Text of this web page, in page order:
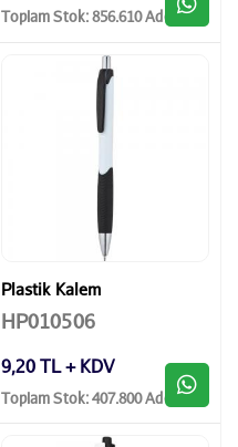
Toplam Stok: 856.610 Adet
Plastik Kalem
HP010506
9,20 TL + KDV
Toplam Stok: 407.800 Adet